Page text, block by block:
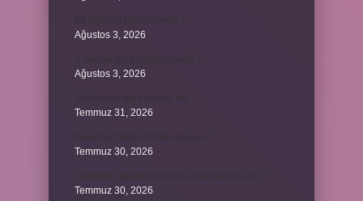
Ağustos 3, 2026
Ağustos 3, 2026
Temmuz 31, 2026
Temmuz 30, 2026
Temmuz 30, 2026